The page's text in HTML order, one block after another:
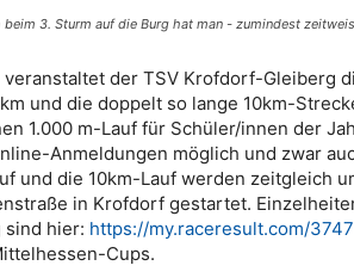
3. Sturm auf die Burg hat man - zumindest
veranstaltet der TSV Krofdorf-Gleiberg
und die doppelt so lange 10km-
1.000 m-Lauf für Schüler/innen der
Anmeldungen möglich und zwar
und die 10km-Lauf werden zeitgleich
in Krofdorf gestartet.
sind hier: https://my.raceresult.com/
Cups.